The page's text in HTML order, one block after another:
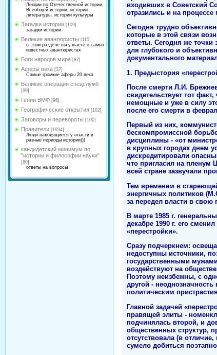
Лекции по Отечественной истории,
Всеобщей истории, истории
литературы, истории культуры
Загадки истории [109]
загадки истории
Великие авантюристы [115]
в этом разделе вы узнаете о самых
известных авантюристах
Боги народов мира [87]
Аферы века [37]
Самые громкие аферы 20 века
Великие операции спецслужб
[99]
Гении ВМФ [96]
Географические открытия [102]
Заговоры и перевороты [100]
Правители [1934]
Люди находящиеся у власти в
разные периоды истории)))
кандидатский минимум по
"истории и философии науки"
[80]
ответы на вопросы
входивших в Советский
отразились и на
Сегодня трудно
которые в этой связи
ответы. Сегодня же точки
для глубокого и
документального
1. Предыстория
После смерти Л.И.
свидетельствует тот
немощные и уже в силу
после его смерти в
Первый из них,
бескомпромиссной
дисциплины - «от
в крупных городах днем
дискредитировали
что пригласил на
всей стране зазвучали
Тем временем в
энергичных политиков
за передел власти в
В марте 1985 г.
декабре 1990 г. его
«перестройки».
Сразу подчеркнем:
недоступны источники,
государственными
воздействуют на
Поэтому неизбежны, с
другой -
политическим
Главной задачей
правящей элиты -
подчинялась второй, и
общественных структур,
отсутствовала (в
сумело добиться